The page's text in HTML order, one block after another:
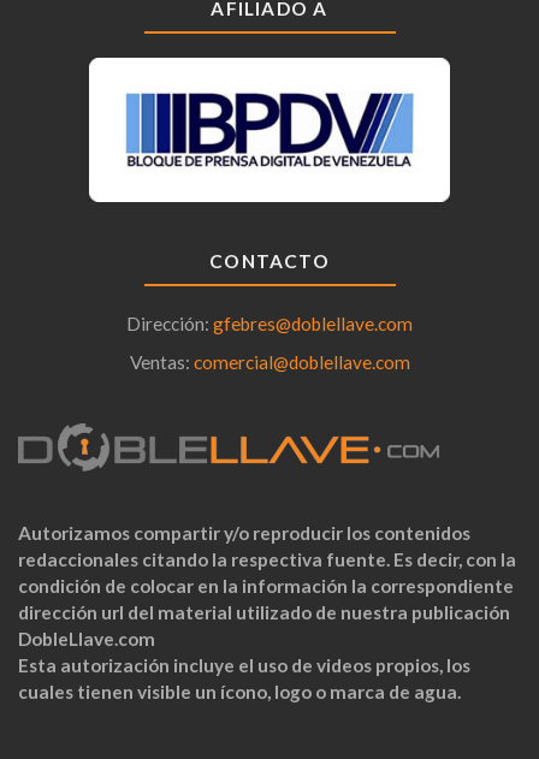
AFILIADO A
CONTACTO
Dirección: gfebres@doblellave.com
Ventas: comercial@doblellave.com
Autorizamos compartir y/o reproducir los contenidos
redaccionales citando la respectiva fuente. Es decir, con la
condición de colocar en la información la correspondiente
dirección url del material utilizado de nuestra publicación
DobleLlave.com
Esta autorización incluye el uso de videos propios, los
cuales tienen visible un ícono, logo o marca de agua.